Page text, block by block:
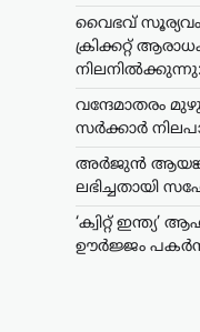
വൈഭവ്
ക്രിക്കറ്റ്
നിലനിൽക്കുന്നു:
വന്ദേമാതരം
സർക്കാർ
അർജുൻ
ലഭിച്ചതായി
‘ക്വിറ്റ് ഇന്ത്യ’
ഊർജ്ജം